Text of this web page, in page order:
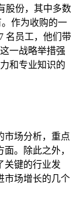
股份，其中多数
。作为收购的一
名员工，他们带
一战略举措强
和专业知识的
市场分析，重点
。除此之外，
关键的行业发
市场增长的几个